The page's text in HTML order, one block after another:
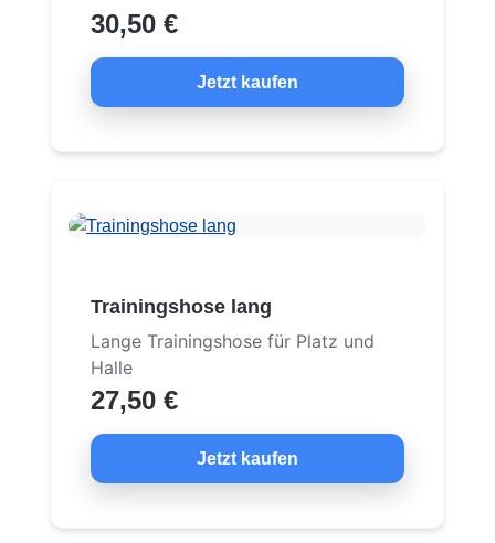
30,50 €
Jetzt kaufen
Trainingshose lang
Lange Trainingshose für Platz und
Halle
27,50 €
Jetzt kaufen